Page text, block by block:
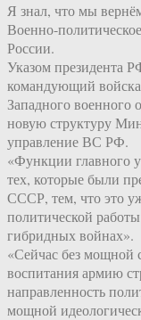
Я знал, что мы
Военно-
России‍.
Указом президента
командующий
Западного военного
новую структуру
управление ВС РФ.
«Функции главного
тех, которые были
СССР, тем, что это
политической
гибридных войнах».
«Сейчас без мощной
воспитания армию
направленность
мощной